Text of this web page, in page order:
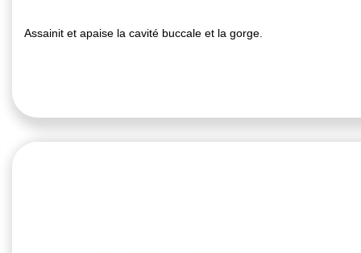
Assainit et apaise la cavité buccale et la gorge.